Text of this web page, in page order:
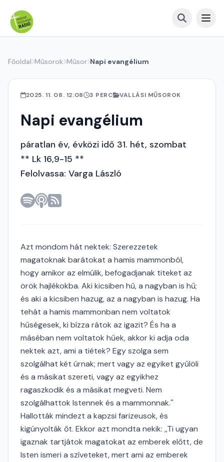
Főoldal Műsorok Műsor Napi evangélium
2025. 11. 08. 12:08 3 PERC VALLÁSI MŰSOROK
Napi evangélium
páratlan év, évközi idő 31. hét, szombat
** Lk 16,9-15 **
Felolvassa: Varga László
Azt mondom hát nektek: Szerezzetek
magatoknak barátokat a hamis mammonból,
hogy amikor az elmúlik, befogadjanak titeket az
örök hajlékokba. Aki kicsiben hű, a nagyban is hű;
és aki a kicsiben hazug, az a nagyban is hazug. Ha
tehát a hamis mammonban nem voltatok
hűségesek, ki bízza rátok az igazit? És ha a
máséban nem voltatok hűek, akkor ki adja oda
nektek azt, ami a tiétek? Egy szolga sem
szolgálhat két úrnak; mert vagy az egyiket gyűlöli
és a másikat szereti, vagy az egyikhez
ragaszkodik és a másikat megveti. Nem
szolgálhattok Istennek és a mammonnak.''
Hallották mindezt a kapzsi farizeusok, és
kigúnyolták őt. Ekkor azt mondta nekik: ,,Ti ugyan
igaznak tartjátok magatokat az emberek előtt, de
Isten ismeri a szíveteket, mert ami az emberek